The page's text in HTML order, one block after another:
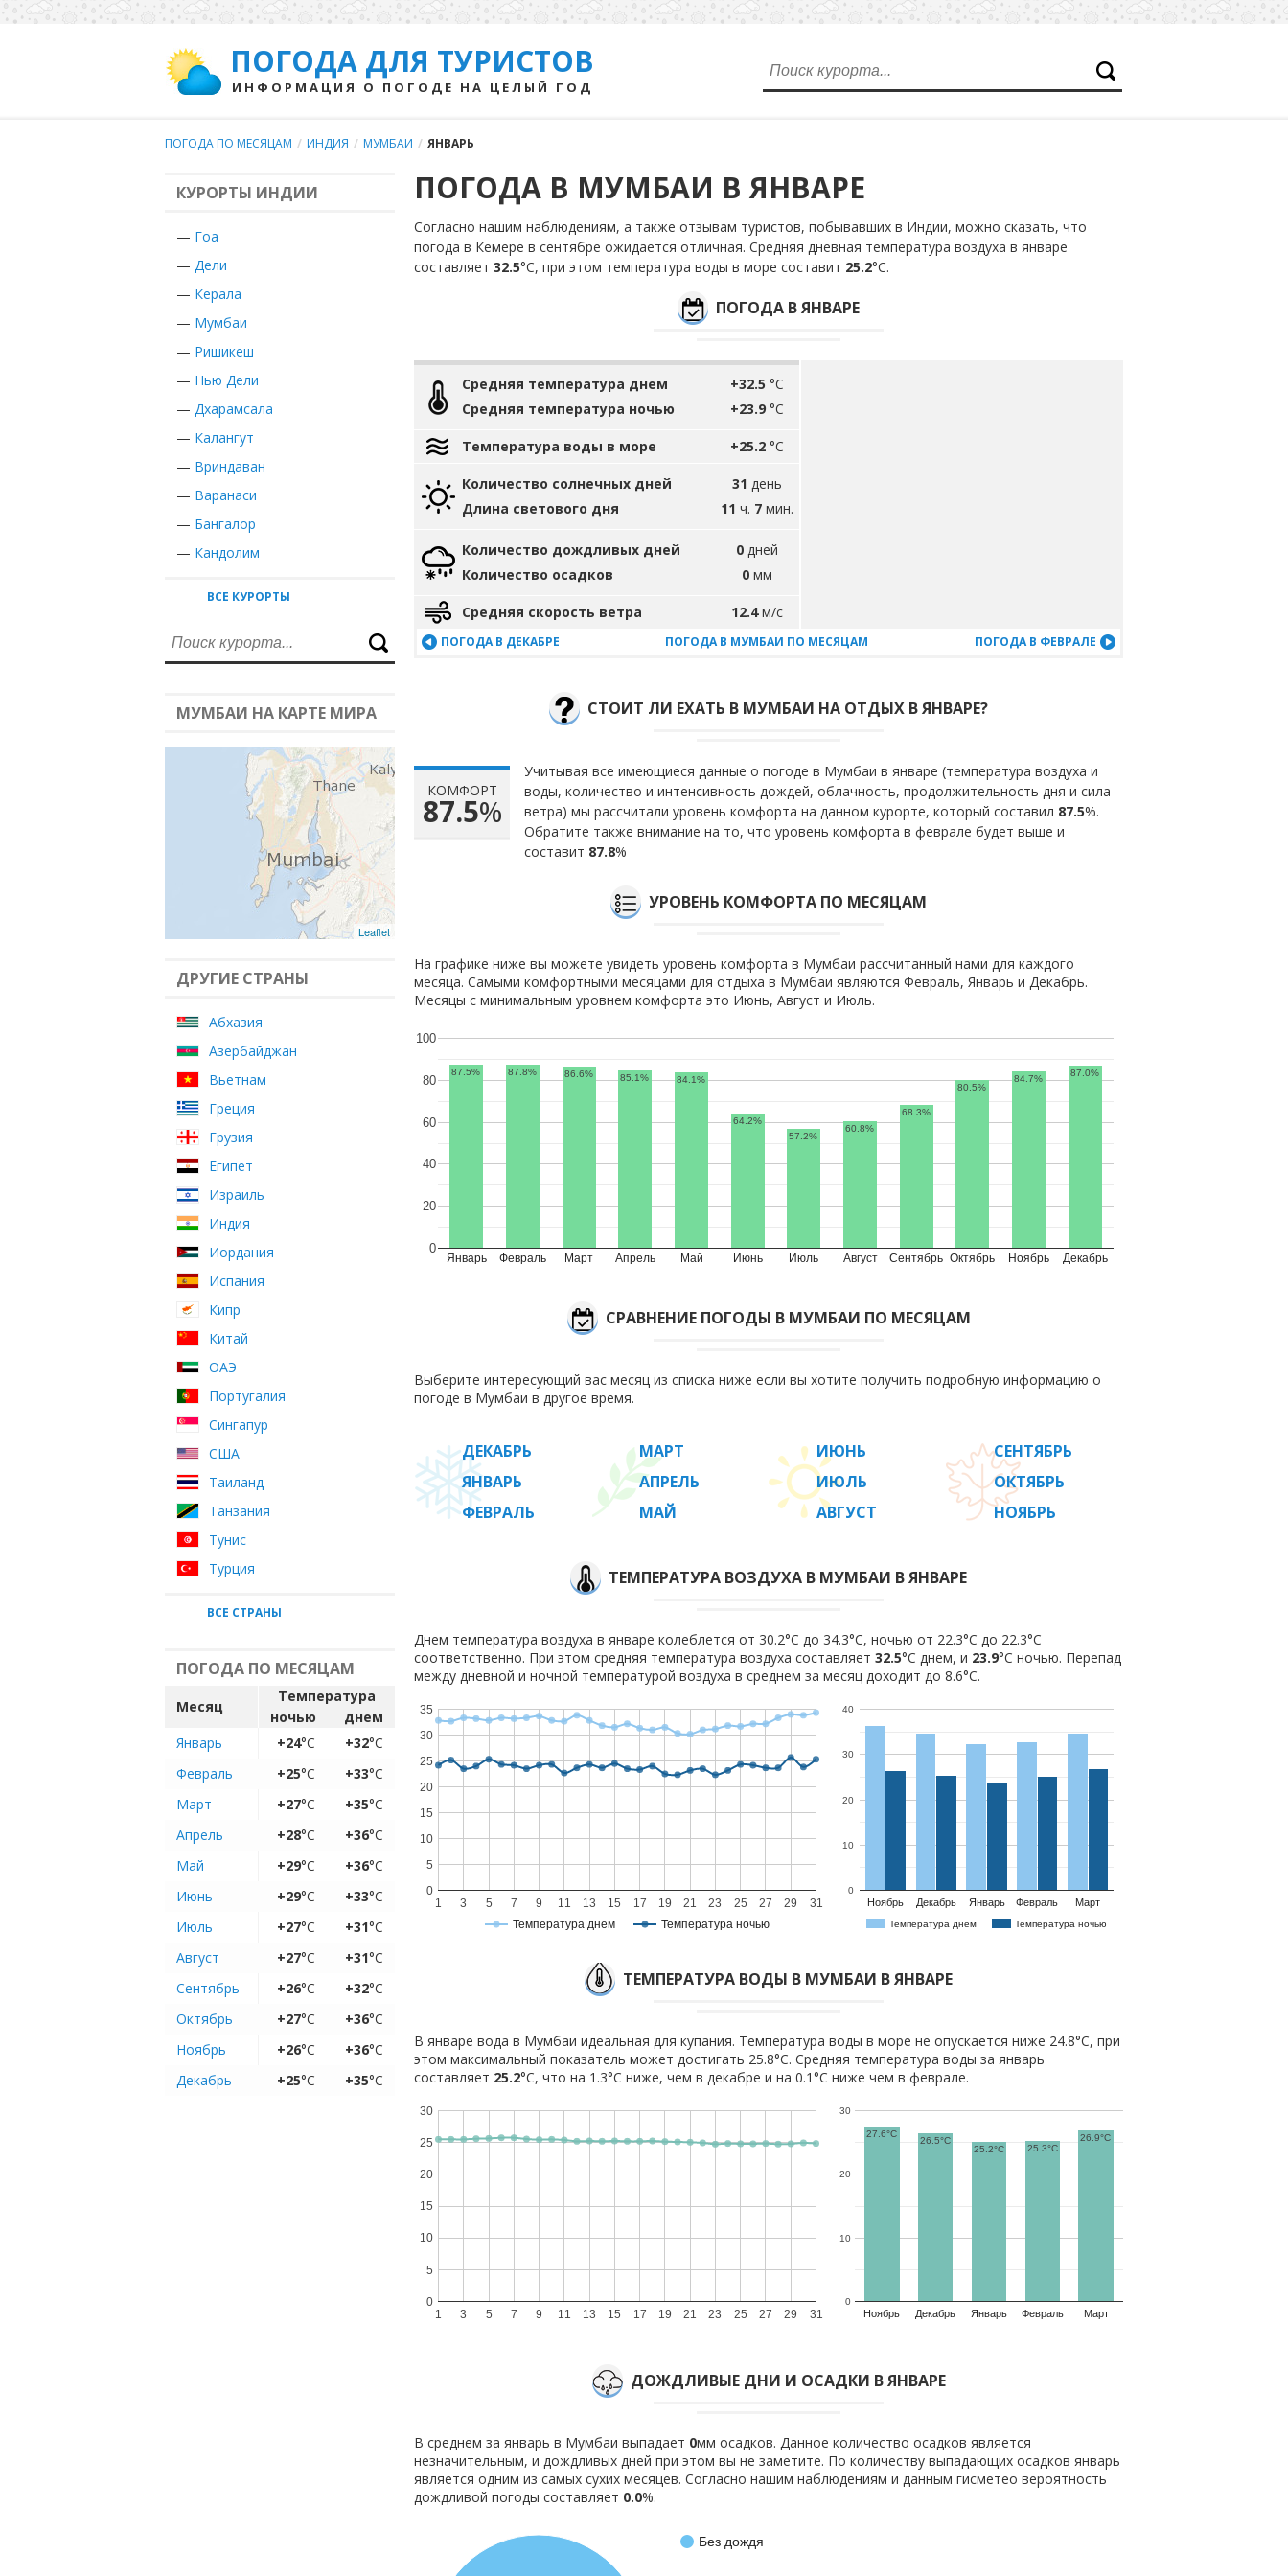
ПОГОДА ДЛЯ ТУРИСТОВ
ИНФОРМАЦИЯ О ПОГОДЕ НА ЦЕЛЫЙ ГОД
ПОГОДА ПО МЕСЯЦАМ / ИНДИЯ / МУМБАИ / ЯНВАРЬ
КУРОРТЫ ИНДИИ
— Гоа
— Дели
— Керала
— Мумбаи
— Ришикеш
— Нью Дели
— Дхарамсала
— Калангут
— Вриндаван
— Варанаси
— Бангалор
— Кандолим
ВСЕ КУРОРТЫ
МУМБАИ НА КАРТЕ МИРА
Leaflet
ДРУГИЕ СТРАНЫ
Абхазия
Азербайджан
Вьетнам
Греция
Грузия
Египет
Израиль
Индия
Иордания
Испания
Кипр
Китай
ОАЭ
Португалия
Сингапур
США
Таиланд
Танзания
Тунис
Турция
ВСЕ СТРАНЫ
ПОГОДА ПО МЕСЯЦАМ
Месяц
Температура
ночью
днем
Январь
+24°C +32°C
Февраль
+25°C +33°C
Март
+27°C +35°C
Апрель
+28°C +36°C
Май
+29°C +36°C
Июнь
+29°C +33°C
Июль
+27°C +31°C
Август
+27°C +31°C
Сентябрь
+26°C +32°C
Октябрь
+27°C +36°C
Ноябрь
+26°C +36°C
Декабрь
+25°C +35°C
ПОГОДА В МУМБАИ В ЯНВАРЕ
Согласно нашим наблюдениям, а также отзывам туристов, побывавших в Индии, можно сказать, что
погода в Кемере в сентябре ожидается отличная. Средняя дневная температура воздуха в январе
составляет 32.5°С, при этом температура воды в море составит 25.2°С.
ПОГОДА В ЯНВАРЕ
Средняя температура днем
Средняя температура ночью
+32.5 °C
+23.9 °C
Температура воды в море +25.2 °C
Количество солнечных дней
Длина светового дня
31 день
11 ч. 7 мин.
Количество дождливых дней
Количество осадков
0 дней
0 мм
Средняя скорость ветра 12.4м/с
ПОГОДА В ДЕКАБРЕ ПОГОДА В МУМБАИ ПО МЕСЯЦАМ ПОГОДА В ФЕВРАЛЕ
СТОИТ ЛИ ЕХАТЬ В МУМБАИ НА ОТДЫХ В ЯНВАРЕ?
КОМФОРТ
87.5%
Учитывая все имеющиеся данные о погоде в Мумбаи в январе (температура воздуха и
воды, количество и интенсивность дождей, облачность, продолжительность дня и сила
ветра) мы рассчитали уровень комфорта на данном курорте, который составил 87.5%.
Обратите также внимание на то, что уровень комфорта в феврале будет выше и
составит 87.8%
УРОВЕНЬ КОМФОРТА ПО МЕСЯЦАМ
На графике ниже вы можете увидеть уровень комфорта в Мумбаи рассчитанный нами для каждого
месяца. Самыми комфортными месяцами для отдыха в Мумбаи являются Февраль, Январь и Декабрь.
Месяцы с минимальным уровнем комфорта это Июнь, Август и Июль.
Январь Февраль Март Апрель Май Июнь Июль Август Сентябрь Октябрь Ноябрь Декабрь
0
20
40
60
80
100
87.5% 87.8% 86.6% 85.1% 84.1%
64.2%
57.2%
60.8%
68.3%
80.5%
84.7%
87.0%
СРАВНЕНИЕ ПОГОДЫ В МУМБАИ ПО МЕСЯЦАМ
Выберите интересующий вас месяц из списка ниже если вы хотите получить подробную информацию о
погоде в Мумбаи в другое время.
ДЕКАБРЬ
ЯНВАРЬ
ФЕВРАЛЬ
МАРТ
АПРЕЛЬ
МАЙ
ИЮНЬ
ИЮЛЬ
АВГУСТ
СЕНТЯБРЬ
ОКТЯБРЬ
НОЯБРЬ
ТЕМПЕРАТУРА ВОЗДУХА В МУМБАИ В ЯНВАРЕ
Днем температура воздуха в январе колеблется от 30.2°C до 34.3°C, ночью от 22.3°C до 22.3°C
соответственно. При этом средняя температура воздуха составляет 32.5°C днем, и 23.9°C ночью. Перепад
между дневной и ночной температурой воздуха в среднем за месяц доходит до 8.6°С.
Температура днем Температура ночью
1 3 5 7 9 11 13 15 17 19 21 23 25 27 29 31
0
5
10
15
20
25
30
35
Температура днем Температура ночью
Ноябрь Декабрь Январь Февраль Март
0
10
20
30
40
ТЕМПЕРАТУРА ВОДЫ В МУМБАИ В ЯНВАРЕ
В январе вода в Мумбаи идеальная для купания. Температура воды в море не опускается ниже 24.8°C, при
этом максимальный показатель может достигать 25.8°C. Средняя температура воды за январь
составляет 25.2°C, что на 1.3°C ниже, чем в декабре и на 0.1°C ниже чем в феврале.
1 3 5 7 9 11 13 15 17 19 21 23 25 27 29 31
0
5
10
15
20
25
30
Ноябрь Декабрь Январь Февраль Март
0
10
20
30
27.6°C
26.5°C
25.2°C
25.3°C
26.9°C
ДОЖДЛИВЫЕ ДНИ И ОСАДКИ В ЯНВАРЕ
В среднем за январь в Мумбаи выпадает 0мм осадков. Данное количество осадков является
незначительным, и дождливых дней при этом вы не заметите. По количеству выпадающих осадков январь
является одним из самых сухих месяцев. Согласно нашим наблюдениям и данным гисметео вероятность
дождливой погоды составляет 0.0%.
Без дождя